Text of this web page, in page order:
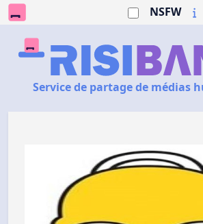
NSFW
Service de partage de médias